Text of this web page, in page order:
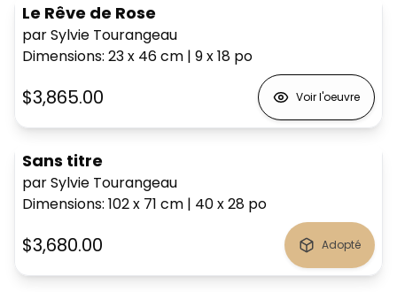
Le Rêve de Rose
par Sylvie Tourangeau
Dimensions: 23 x 46cm | 9 x 18 po
$3,865.00 Voir l'oeuvre
Sans titre
par Sylvie Tourangeau
Dimensions: 102 x 71 cm | 40 x 28 po
$3,680.00 Adopté